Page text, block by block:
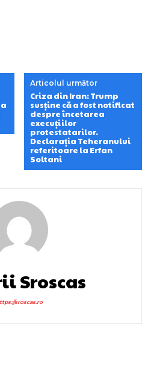
Articolul următor
Criza din Iran: Trump
susține că a fost notificat
despre încetarea
execuțiilor
protestatarilor.
Declarația Teheranului
referitoare la Erfan
Soltani
Sroscas
sroscas.ro